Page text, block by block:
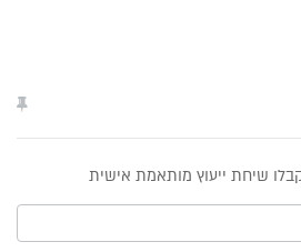
שיחת ייעוץ מותאמת אישית